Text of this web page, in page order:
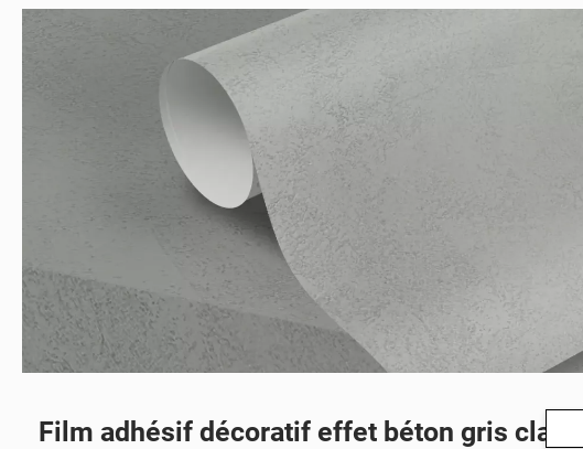
Film adhésif décoratif effet béton gris clair